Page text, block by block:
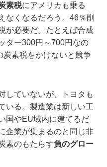
素税にアメリカも乗る
なくなるだろう。46％削
が必要だ。たとえば合成
ター300円～700円なの
炭素税をかけないと競争
していないが、トヨタも
いる。製造業は新しい工
国やEU域内に建てるだ
企業が集まるのと同じ非
素のもたらす負のグロー